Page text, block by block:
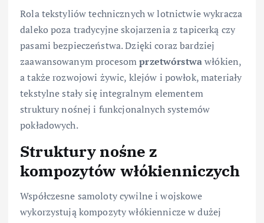
Rola tekstyliów technicznych w lotnictwie wykracza
daleko poza tradycyjne skojarzenia z tapicerką czy
pasami bezpieczeństwa. Dzięki coraz bardziej
zaawansowanym procesomprzetwórstwawłókien,
a także rozwojowi żywic, klejów i powłok, materiały
tekstylne stały się integralnym elementem
struktury nośnej i funkcjonalnych systemów
pokładowych.
Struktury nośne z
kompozytów włókienniczych
Współczesne samoloty cywilne i wojskowe
wykorzystują kompozyty włókiennicze w dużej